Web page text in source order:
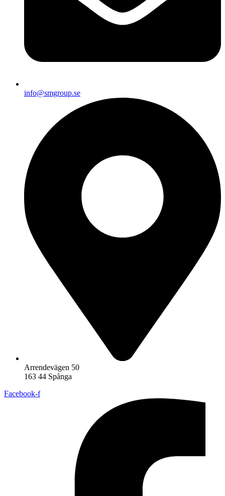
info@smgroup.se
Arrendevägen 50
163 44 Spånga
Facebook-f